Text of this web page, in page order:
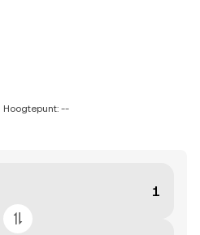
Hoogtepunt: --